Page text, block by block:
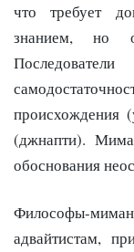
что требует
знанием, но
происхождения
(джнапти).
обоснования
Философы-
адвайтистам,